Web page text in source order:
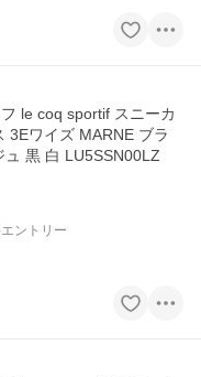
le coq sportif スニーカ
3Eワイズ MARNE ブラ
ュ 黒 白 LU5SSN00LZ
ントリー